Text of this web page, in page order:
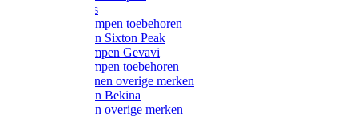
Accessoires
Houten klompen toebehoren
Werklaarzen Sixton Peak
Schoenklompen Gevavi
Schoenklompen toebehoren
Werkschoenen overige merken
Werklaarzen Bekina
Werklaarzen overige merken